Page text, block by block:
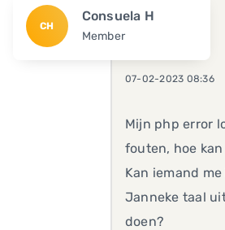
CH
Consuela H
Member
07-02-2023 08:36
Mijn php error
fouten, hoe
Kan iemand
Janneke taal
doen?